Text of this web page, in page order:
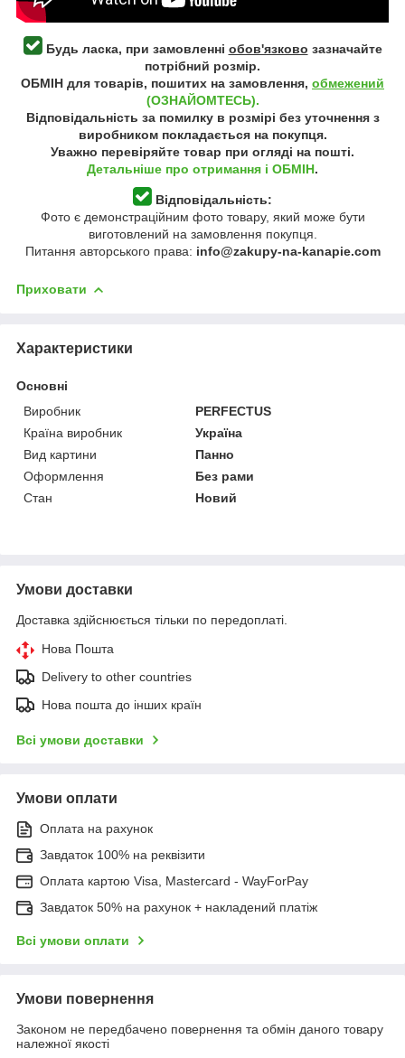
Будь ласка, при замовленні обов'язково зазначайте
потрібний розмір.
ОБМІН для товарів, пошитих на замовлення, обмежений
(ОЗНАЙОМТЕСЬ).
Відповідальність за помилку в розмірі без уточнення з
виробником покладається на покупця.
Уважно перевіряйте товар при огляді на пошті.
Детальніше про отримання і ОБМІН.
Відповідальність:
Фото є демонстраційним фото товару, який може бути
виготовлений на замовлення покупця.
Питання авторського права: info@zakupy-na-kanapie.com
Приховати
Характеристики
Основні
Виробник
PERFECTUS
Країна виробник
Україна
Вид картини
Панно
Оформлення
Без рами
Стан
Новий
Умови доставки
Доставка здійснюється тільки по передоплаті.
Нова Пошта
Delivery to other countries
Нова пошта до інших країн
Всі умови доставки
Умови оплати
Оплата на рахунок
Завдаток 100% на реквізити
Оплата картою Visa, Mastercard - WayForPay
Завдаток 50% на рахунок + накладений платіж
Всі умови оплати
Умови повернення
Законом не передбачено повернення та обмін даного товару
належної якості